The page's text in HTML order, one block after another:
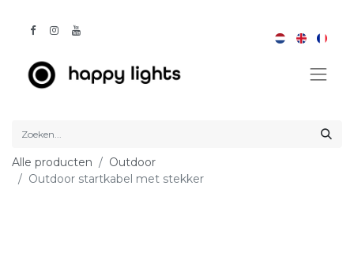
Alle producten
Outdoor
Outdoor startkabel met stekker